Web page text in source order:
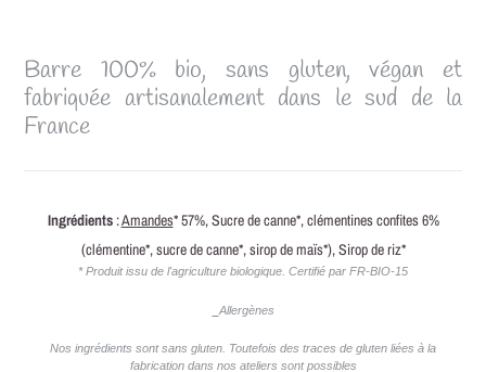
Barre 100% bio, sans gluten, végan et
fabriquée artisanalement dans le sud de la
France
Ingrédients :Amandes* 57%, Sucre de canne*, clémentines confites 6%
(clémentine*, sucre de canne*, sirop de maïs*), Sirop de riz*
* Produit issu de l'agriculture biologique. Certifié par FR-BIO-15
Allergènes
Nos ingrédients sont sans gluten. Toutefois des traces de gluten liées à la
fabrication dans nos ateliers sont possibles